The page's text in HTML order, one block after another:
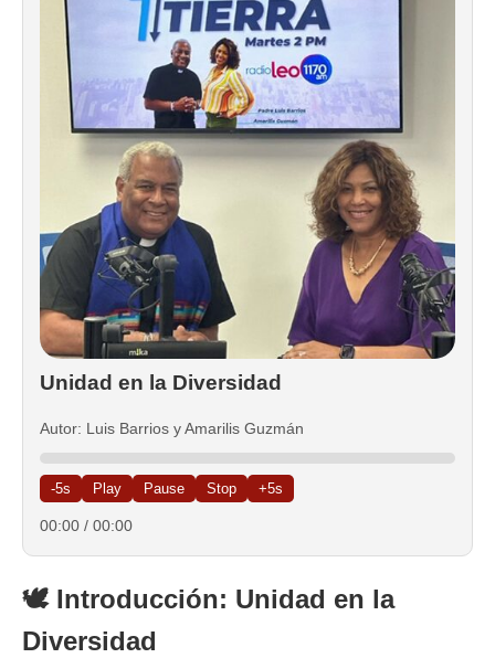
Unidad en la Diversidad
Autor: Luis Barrios y Amarilis Guzmán
-5s Play Pause Stop +5s
00:00 / 00:00
🕊️ Introducción: Unidad en la
Diversidad